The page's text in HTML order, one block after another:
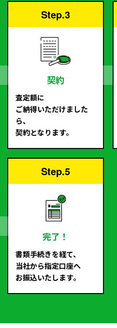
Step.3
契約
査定額に
ご納得いただけました
ら、
契約となります。
Step.5
完了！
書類手続きを経て、
当社から指定口座へ
お振込いたします。